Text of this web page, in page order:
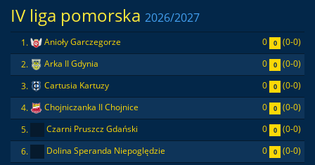
IV liga pomorska 2026/2027
1. Anioły Garczegorze 0 0
(0-0)
2.
Arka II Gdynia 0 0
(0-0)
3.
Cartusia Kartuzy 0 0
(0-0)
4.
Chojniczanka II Chojnice 0 0
(0-0)
5.
Czarni Pruszcz Gdański 0 0
(0-0)
6.
Dolina Speranda Niepoględzie 0 0
(0-0)